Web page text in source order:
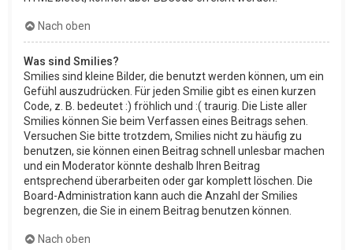
Nach oben
Was sind Smilies?
Smilies sind kleine Bilder, die benutzt werden können, um ein
Gefühl auszudrücken. Für jeden Smilie gibt es einen kurzen
Code, z. B. bedeutet :) fröhlich und :( traurig. Die Liste aller
Smilies können Sie beim Verfassen eines Beitrags sehen.
Versuchen Sie bitte trotzdem, Smilies nicht zu häufig zu
benutzen, sie können einen Beitrag schnell unlesbar machen
und ein Moderator könnte deshalb Ihren Beitrag
entsprechend überarbeiten oder gar komplett löschen. Die
Board-Administration kann auch die Anzahl der Smilies
begrenzen, die Sie in einem Beitrag benutzen können.
Nach oben